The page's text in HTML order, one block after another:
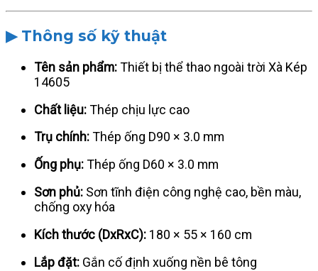
▶ Thông số kỹ thuật
Tên sản phẩm: Thiết bị thể thao ngoài trời Xà Kép
14605
Chất liệu: Thép chịu lực cao
Trụ chính: Thép ống D90 × 3.0 mm
Ống phụ: Thép ống D60 × 3.0 mm
Sơn phủ: Sơn tĩnh điện công nghệ cao, bền màu,
chống oxy hóa
Kích thước (DxRxC): 180 × 55 × 160 cm
Lắp đặt: Gắn cố định xuống nền bê tông